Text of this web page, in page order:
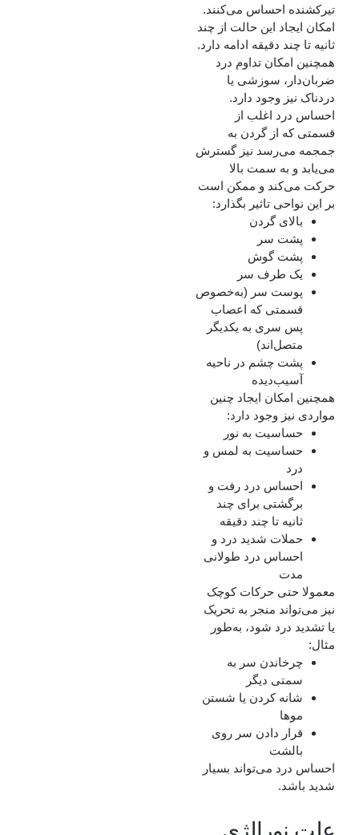
تیرکشنده احساس می‌کنند.
امکان ایجاد این حالت از چند
ثانیه تا چند دقیقه ادامه دارد.
همچنین امکان تداوم درد
ضربان‌دار، سوزشی یا
دردناک نیز وجود دارد.
احساس درد اغلب از
قسمتی که از گردن به
جمجمه می‌رسد نیز گسترش
می‌یابد و به سمت بالا
حرکت می‌کند و ممکن است
بر این نواحی تاثیر بگذارد:
بالای گردن
پشت سر
پشت گوش
یک طرف سر
پوست سر (به‌خصوص
قسمتی که اعصاب
پس سری به یکدیگر
متصل‌اند)
پشت چشم در ناحیه
آسیب‌دیده
همچنین امکان ایجاد چنین
مواردی نیز وجود دارد:
حساسیت به نور
حساسیت به لمس و
درد
احساس درد رفت و
برگشتی برای چند
ثانیه تا چند دقیقه
حملات شدید درد و
احساس درد طولانی
مدت
معمولا حتی حرکات کوچک
نیز می‌تواند منجر به تحریک
یا تشدید درد شود، به‌طور
مثال:
چرخاندن سر به
سمتی دیگر
شانه کردن یا شستن
موها
قرار دادن سر روی
بالشت
احساس درد می‌تواند بسیار
شدید باشد.